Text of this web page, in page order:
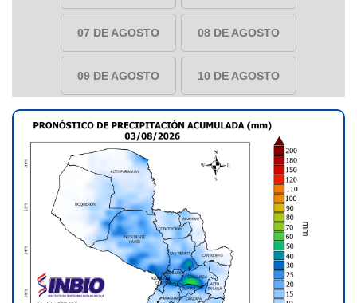
07 DE AGOSTO 08 DE AGOSTO
09 DE AGOSTO 10 DE AGOSTO